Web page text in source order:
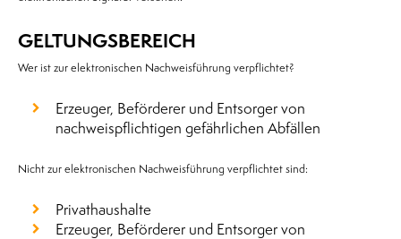
GELTUNGSBEREICH
Wer ist zur elektronischen Nachweisführung verpflichtet?
Erzeuger, Beförderer und Entsorger von
nachweispflichtigen gefährlichen Abfällen
Nicht zur elektronischen Nachweisführung verpflichtet sind:
Privathaushalte
Erzeuger, Beförderer und Entsorger von